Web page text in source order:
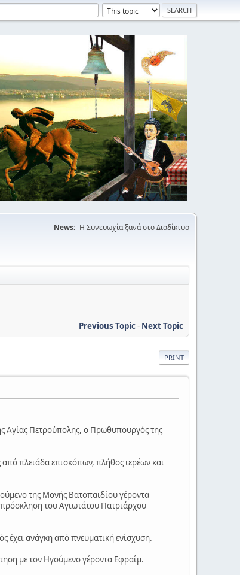
News: Η Συνευωχία ξανά στο Διαδίκτυο
Previous Topic- Next Topic
PRINT
Αγίας Πετρούπολης, ο Πρωθυπουργός της
πλειάδα επισκόπων, πλήθος ιερέων και
της Μονής Βατοπαιδίου γέροντα
πρόσκληση του Αγιωτάτου Πατριάρχου
έχει ανάγκη από πνευματική ενίσχυση.
με τον Ηγούμενο γέροντα Εφραίμ.